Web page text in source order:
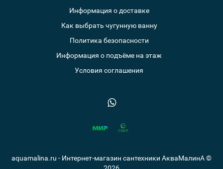
Информация о доставке
Как выбрать чугунную ванну
Политика безопасности
Информация о подъёме на этаж
Условия соглашения
aquamalina.ru - Интернет-магазин сантехники АкваМалинА ©